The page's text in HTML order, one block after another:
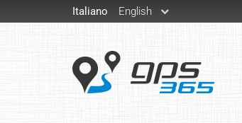
Italiano English